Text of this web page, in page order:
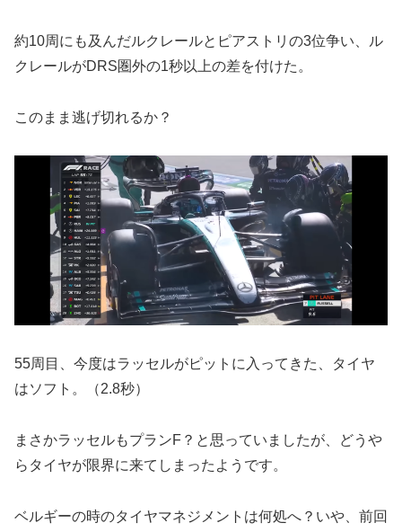
約10周にも及んだルクレールとピアストリの3位争い、ル
クレールがDRS圏外の1秒以上の差を付けた。
このまま逃げ切れるか？
55周目、今度はラッセルがピットに入ってきた、タイヤ
はソフト。（2.8秒）
まさかラッセルもプランF？と思っていましたが、どうや
らタイヤが限界に来てしまったようです。
ベルギーの時のタイヤマネジメントは何処へ？いや、前回